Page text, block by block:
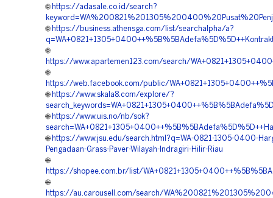
🌐 https://adasale.co.id/search?
🌐 https://business.athensga.com/list/searchalpha/a?
🌐
https://www.apartemen123.com/search/
🌐
https://web.facebook.com/public/
🌐 https://www.skala8.com/explore/?
🌐 https://www.uis.no/nb/sok?
🌐 https://www.jsu.edu/search.html?q=WA-0821-1305-0400-
Pengadaan-Grass-Paver-Wilayah-Indragiri-Hilir-Riau
🌐
https://shopee.com.br/list/
🌐
https://au.carousell.com/search/